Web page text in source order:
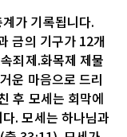
가 기록됩니다.
금의 기구가 12개
죄제.화목제 제물
운 마음으로 드리
후 모세는 회막에
. 모세는 하나님과